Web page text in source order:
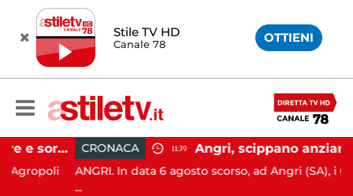
Stile TV HD
Canale 78 OTTIENI
Agropoli, botte a madre e sorella per ottenere denaro: 31enne in carcere CRONACA 11:39
ANGRI. In data 6 agosto scorso, ad Angri (SA), i